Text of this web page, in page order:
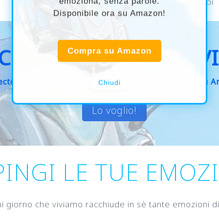
L’ULTIMA
Adversos” Silent Book Originale in offerta su
Lo voglio!
LE TUE
giorno che viviamo racchiude in sè tante emozioni
Disponibile ora su Amazon!
Compra su Amazon
Chiudi